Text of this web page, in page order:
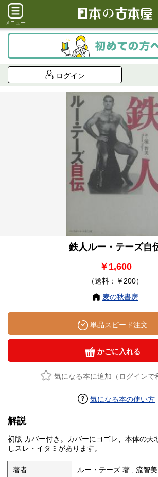
メニュー
ログイン
鉄人ルー・テーズ自
￥1,600
（送料：￥200）
麦の秋書房
単品スピード注文
かごに入れる
気になる本に追加（ログインで
気になる本の使い方
解説
初版 カバー付き。カバーにヨゴレ、本体の天
しスレ・イタミがあります。
著者 ルー・テーズ 著 ; 流智